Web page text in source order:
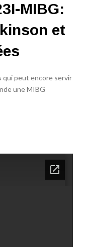
MIBG:
et
qui peut encore servir
une MIBG